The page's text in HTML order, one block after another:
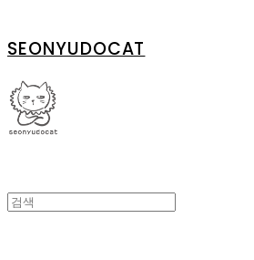
SEONYUDOCAT